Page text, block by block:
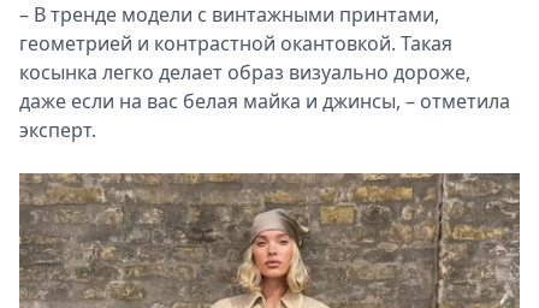
– В тренде модели с винтажными принтами,
геометрией и контрастной окантовкой. Такая
косынка легко делает образ визуально дороже,
даже если на вас белая майка и джинсы, – отметила
эксперт.